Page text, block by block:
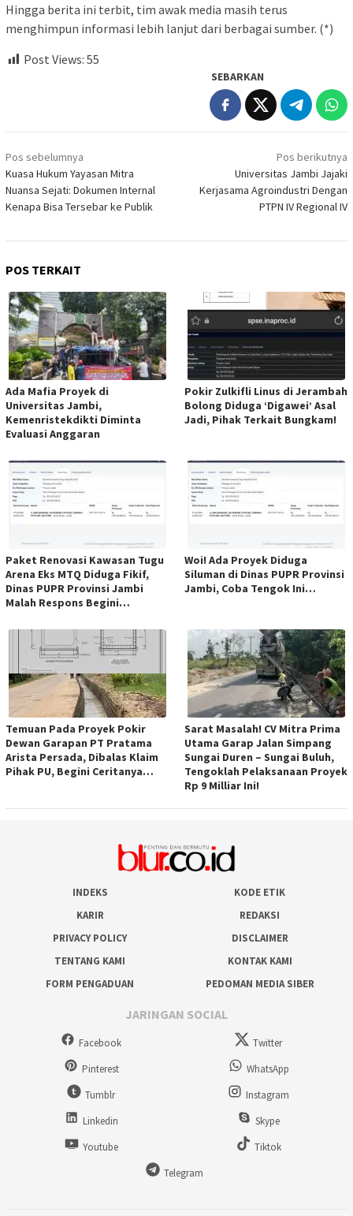
‎Hingga berita ini terbit, tim awak media masih terus
menghimpun informasi lebih lanjut dari berbagai sumber. (*)
Post Views: 55
SEBARKAN
Navigasi
pos
Pos sebelumnya
Kuasa Hukum Yayasan Mitra
Nuansa Sejati: Dokumen Internal
Kenapa Bisa Tersebar ke Publik
Pos berikutnya
Universitas Jambi Jajaki
Kerjasama Agroindustri Dengan
PTPN IV Regional IV
POS TERKAIT
Ada Mafia Proyek di
Universitas Jambi,
Kemenristekdikti Diminta
Evaluasi Anggaran
Pokir Zulkifli Linus di Jerambah
Bolong Diduga ‘Digawei’ Asal
Jadi, Pihak Terkait Bungkam!
Paket Renovasi Kawasan Tugu
Arena Eks MTQ Diduga Fikif,
Dinas PUPR Provinsi Jambi
Malah Respons Begini…
Woi! Ada Proyek Diduga
Siluman di Dinas PUPR Provinsi
Jambi, Coba Tengok Ini…
Temuan Pada Proyek Pokir
Dewan Garapan PT Pratama
Arista Persada, Dibalas Klaim
Pihak PU, Begini Ceritanya…
Sarat Masalah! CV Mitra Prima
Utama Garap Jalan Simpang
Sungai Duren – Sungai Buluh,
Tengoklah Pelaksanaan Proyek
Rp 9 Milliar Ini!
INDEKS
KODE ETIK
KARIR
REDAKSI
PRIVACY POLICY
DISCLAIMER
TENTANG KAMI
KONTAK KAMI
FORM PENGADUAN
PEDOMAN MEDIA SIBER
JARINGAN SOCIAL
Facebook
Twitter
Pinterest
WhatsApp
Tumblr
Instagram
Linkedin
Skype
Youtube
Tiktok
Telegram